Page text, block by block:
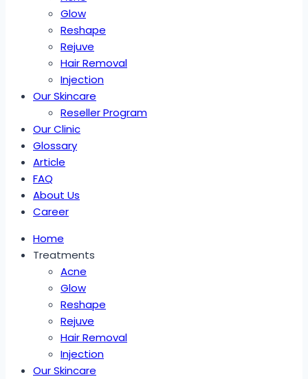
Glow
Reshape
Rejuve
Hair Removal
Injection
Our Skincare
Reseller Program
Our Clinic
Glossary
Article
FAQ
About Us
Career
Home
Treatments
Acne
Glow
Reshape
Rejuve
Hair Removal
Injection
Our Skincare